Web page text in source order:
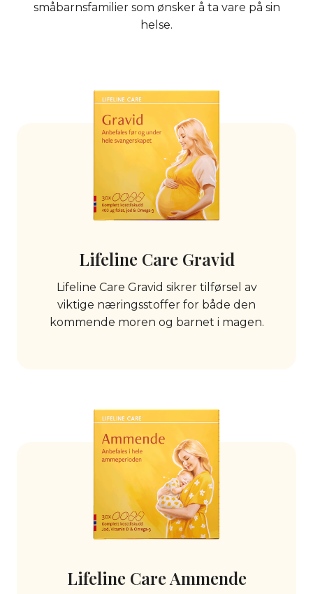
småbarnsfamilier som ønsker å ta vare på sin
helse.
Lifeline Care Gravid
Lifeline Care Gravid sikrer tilførsel av
viktige næringsstoffer for både den
kommende moren og barnet i magen.
Lifeline Care Ammende